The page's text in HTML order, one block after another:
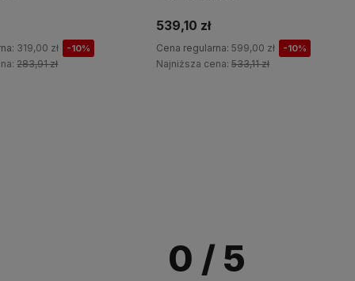
599,00 zł -10%
533,11 zł
314,10 zł
Cena regularna:349,00 zł -10%
Najniższa cena:310,61 zł
0 / 5